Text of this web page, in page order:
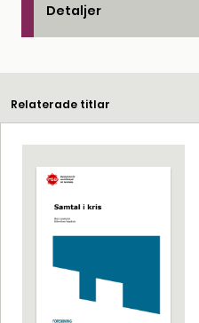
Detaljer
Relaterade titlar